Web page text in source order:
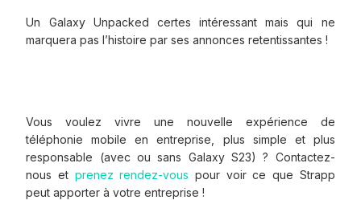
Un Galaxy Unpacked certes intéressant mais qui ne
marquera pas l’histoire par ses annonces retentissantes !
Vous voulez vivre une nouvelle expérience de
téléphonie mobile en entreprise, plus simple et plus
responsable (avec ou sans Galaxy S23) ? Contactez-
nous et prenez rendez-vous pour voir ce que Strapp
peut apporter à votre entreprise !